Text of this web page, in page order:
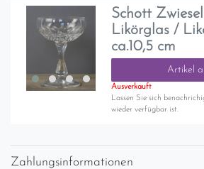
Schott
Likörglas /
ca.10,5 cm
Artikel
Ausverkauft
Lassen Sie sich
wieder verfügbar ist.
Zahlungsinformationen